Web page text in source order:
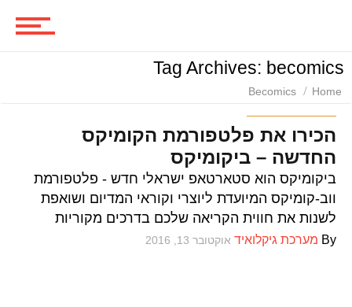
ביקורות סרטים
סדרות
משחקים
Tag Archives: becomics
Home
Becomics
הכירו את פלטפורמת הקומיקס
החדשה – ביקומיקס
ביקומיקס הוא סטארטאפ ישראלי חדש - פלטפורמת
ווב-קומיקס המיועדת ליוצרי וקוראי המדיום ושואפת
לשנות את חווית הקריאה שלכם בדרכים מקוריות
By מערכת גיקלואיד אוקטובר 13, 2016